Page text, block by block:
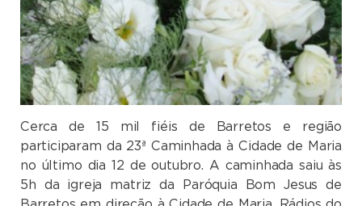
Cerca de 15 mil fiéis de Barretos e região
participaram da 23ª Caminhada à Cidade de Maria
no último dia 12 de outubro. A caminhada saiu às
5h da igreja matriz da Paróquia Bom Jesus de